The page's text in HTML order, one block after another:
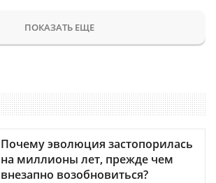
ПОКАЗАТЬ ЕЩЕ
Почему эволюция застопорилась
на миллионы лет, прежде чем
внезапно возобновиться?